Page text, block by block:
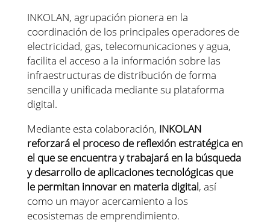
INKOLAN, agrupación pionera en la
coordinación de los principales operadores de
electricidad, gas, telecomunicaciones y agua,
facilita el acceso a la información sobre las
infraestructuras de distribución de forma
sencilla y unificada mediante su plataforma
digital.
Mediante esta colaboración, INKOLAN
reforzará el proceso de reflexión estratégica en
el que se encuentra y trabajará en la búsqueda
y desarrollo de aplicaciones tecnológicas que
le permitan innovar en materia digital, así
como un mayor acercamiento a los
ecosistemas de emprendimiento.